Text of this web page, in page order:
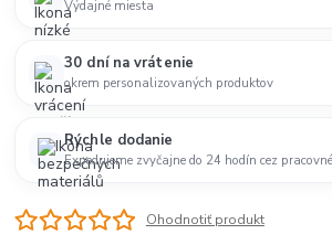
Výdajné miesta
30 dní na vrátenie
okrem personalizovaných produktov
Rýchle dodanie
Expedujeme zvyčajne do 24 hodín cez
Ohodnotiť produkt